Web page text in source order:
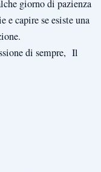
giorno di pazienza
e capire se esiste una
di sempre, Il